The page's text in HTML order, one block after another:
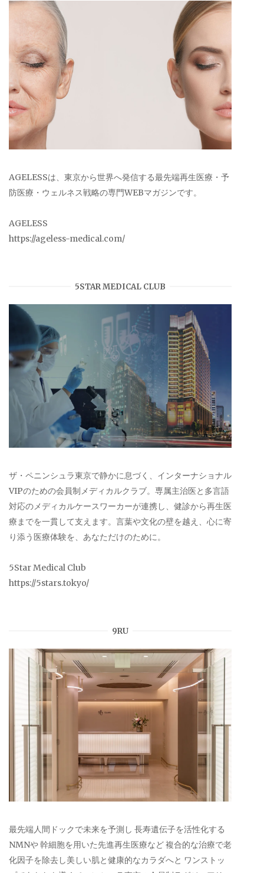
AGELESSは、東京から世界へ発信する最先端再生医療・予
防医療・ウェルネス戦略の専門WEBマガジンです。
AGELESS
https://ageless-medical.com/
5STAR MEDICAL CLUB
ザ・ペニンシュラ東京で静かに息づく、インターナショナル
VIPのための会員制メディカルクラブ。専属主治医と多言語
対応のメディカルケースワーカーが連携し、健診から再生医
療までを一貫して支えます。言葉や文化の壁を越え、心に寄
り添う医療体験を、あなただけのために。
5Star Medical Club
https://5stars.tokyo/
9RU
最先端人間ドックで未来を予測し 長寿遺伝子を活性化する
NMNや 幹細胞を用いた先進再生医療など 複合的な治療で老
化因子を除去し美しい肌と健康的なカラダへと ワンストッ